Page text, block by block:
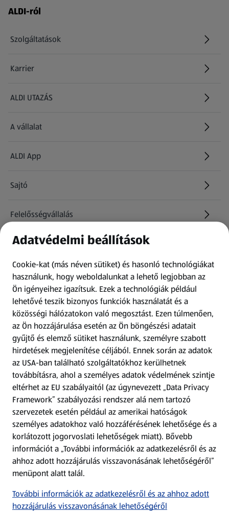
Láblécmenü - további linkek
ALDI-ról
Szolgáltatások
Karrier
(új oldalon nyílik meg)
ALDI UTAZÁS
(új oldalon nyílik meg)
A vállalat
ALDI App
Sajtó
Felelősségvállalás
Információk
Kérdőív
Fizetési lehetőségek
ALDI utalványok
Árcsökkentés
Adattörlő alkalmazás
Szervizpont
(új oldalon nyílik meg)
Fedezz fel minket az interneten!
Töltsd le az ALDI Magyarország applikációt!
Adatvédelmi beállítások
Cookie-kat (más néven sütiket) és hasonló technológiákat
használunk, hogy weboldalunkat a lehető legjobban az
Ön igényeihez igazítsuk. Ezek a technológiák például
lehetővé teszik bizonyos funkciók használatát és a
közösségi hálózatokon való megosztást. Ezen túlmenően,
az Ön hozzájárulása esetén az Ön böngészési adatait
gyűjtő és elemző sütiket használunk, személyre szabott
hirdetések megjelenítése céljából. Ennek során az adatok
az USA-ban található szolgáltatókhoz kerülhetnek
továbbításra, ahol a személyes adatok védelmének szintje
eltérhet az EU szabályaitól (az úgynevezett „Data Privacy
Framework” szabályozási rendszer alá nem tartozó
szervezetek esetén például az amerikai hatóságok
személyes adatokhoz való hozzáférésének lehetősége és a
korlátozott jogorvoslati lehetőségek miatt). Bővebb
információt a „További információk az adatkezelésről és az
ahhoz adott hozzájárulás visszavonásának lehetőségéről”
menüpont alatt talál.
További információk az adatkezelésről és az ahhoz adott
hozzájárulás visszavonásának lehetőségéről